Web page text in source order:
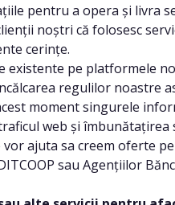
pentru a opera și livra
noștri că folosesc
cerințe.
existente pe platformele
regulilor noastre
moment singurele
web și îmbunătațirea
ajuta sa creem oferte
sau Agențiilor